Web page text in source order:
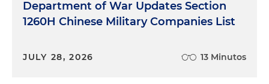
Department of War Updates Section
1260H Chinese Military Companies List
JULY 28, 2026 13 Minutos